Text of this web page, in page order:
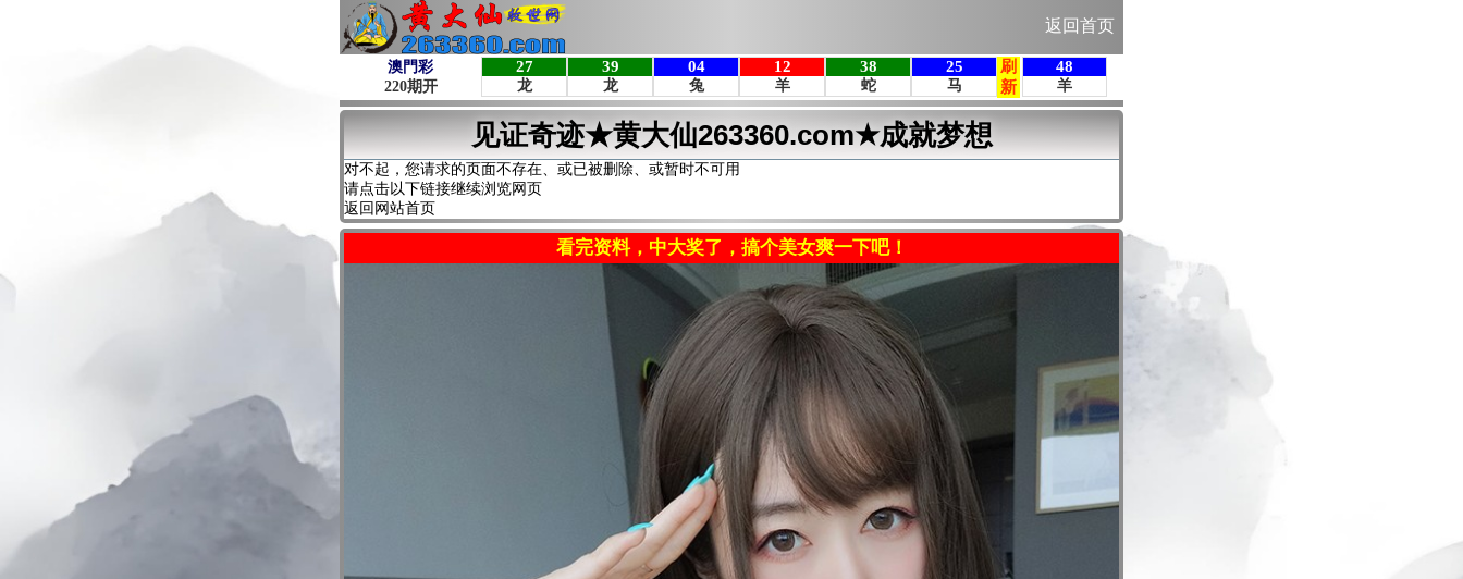
返回首页
见证奇迹★黄大仙263360.com★成就梦想
对不起，您请求的页面不存在、或已被删除、或暂时不可用
请点击以下链接继续浏览网页
返回网站首页
看完资料，中大奖了，搞个美女爽一下吧！